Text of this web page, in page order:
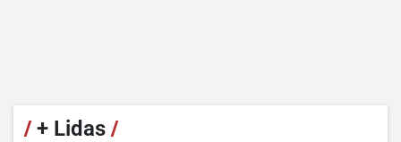
/+ Lidas /